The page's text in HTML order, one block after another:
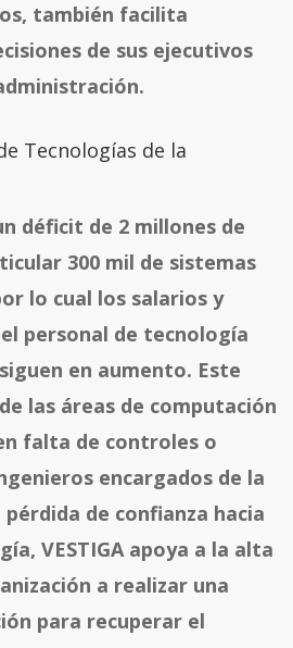
también facilita
de sus ejecutivos
Tecnologías de la
déficit de 2 millones de
300 mil de sistemas
lo cual los salarios y
personal de tecnología
en aumento. Este
las áreas de computación
falta de controles o
encargados de la
de confianza hacia
VESTIGA apoya a la alta
a realizar una
para recuperar el